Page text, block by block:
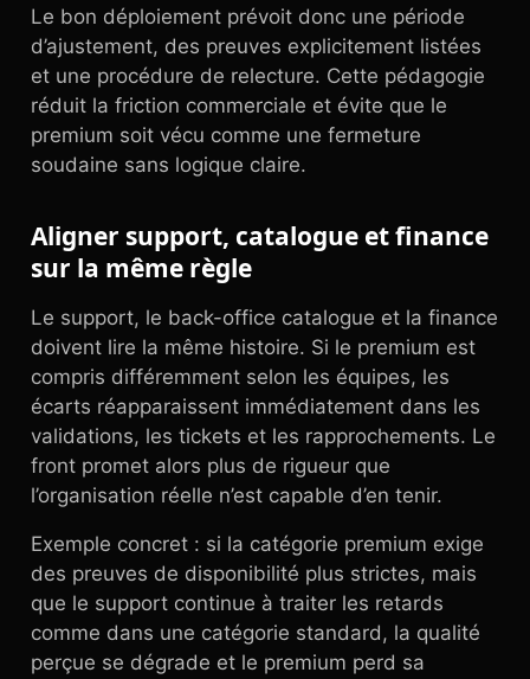
Le bon déploiement prévoit donc une période
d’ajustement, des preuves explicitement listées
et une procédure de relecture. Cette pédagogie
réduit la friction commerciale et évite que le
premium soit vécu comme une fermeture
soudaine sans logique claire.
Aligner support, catalogue et finance
sur la même règle
Le support, le back-office catalogue et la finance
doivent lire la même histoire. Si le premium est
compris différemment selon les équipes, les
écarts réapparaissent immédiatement dans les
validations, les tickets et les rapprochements. Le
front promet alors plus de rigueur que
l’organisation réelle n’est capable d’en tenir.
Exemple concret : si la catégorie premium exige
des preuves de disponibilité plus strictes, mais
que le support continue à traiter les retards
comme dans une catégorie standard, la qualité
perçue se dégrade et le premium perd sa